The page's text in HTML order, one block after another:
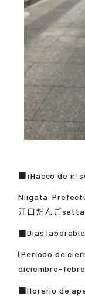
■¡Hacco de ir!
Niigata
江口だんご
■Días
(Periodo de
diciembre-
■Horario de